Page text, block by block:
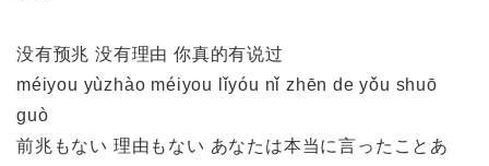
没有预兆 没有理由 你真的有说过
méiyou yùzhào méiyou lǐyóu nǐ zhēn de yǒu shuō
guò
前兆もない 理由もない あなたは本当に言ったことあ